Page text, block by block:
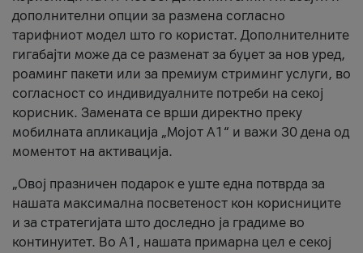
дополнителни опции за размена согласно
тарифниот модел што го користат. Дополнителните
гигабајти може да се разменат за буџет за нов уред,
роаминг пакети или за премиум стриминг услуги, во
согласност со индивидуалните потреби на секој
корисник. Замената се врши директно преку
мобилната апликација „Мојот А1“ и важи 30 дена од
моментот на активација.
„Овој празничен подарок е уште една потврда за
нашата максимална посветеност кон корисниците
и за стратегијата што доследно ја градиме во
континуитет. Во А1, нашата примарна цел е секој